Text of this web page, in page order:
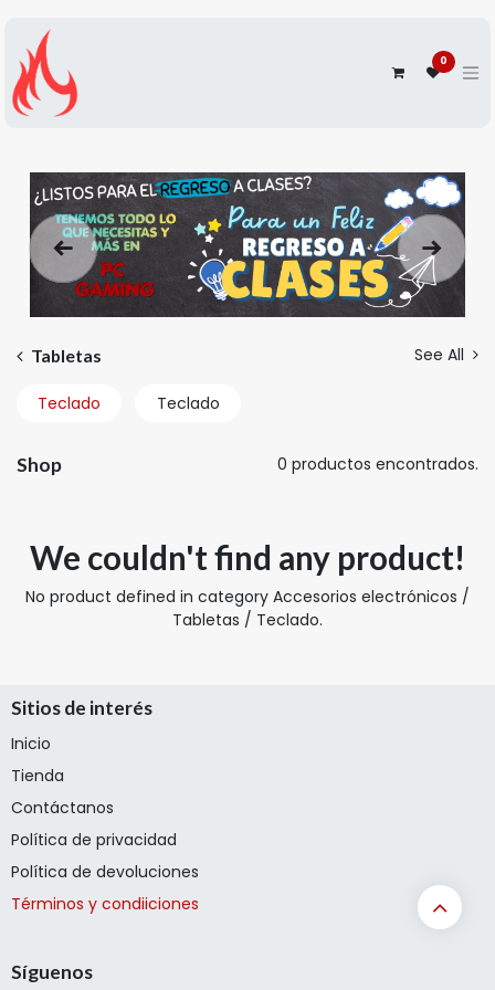
0
Anterior
Tabletas See All
Teclado Teclado
Shop 0 productos encontrados.
We couldn't find any product!
No product defined in category Accesorios electrónicos /
Tabletas / Teclado.
Sitios de interés
Inicio
Tienda
Contáctanos
Política de privacidad
Política de devoluciones
Términos y condiiciones
Síguenos